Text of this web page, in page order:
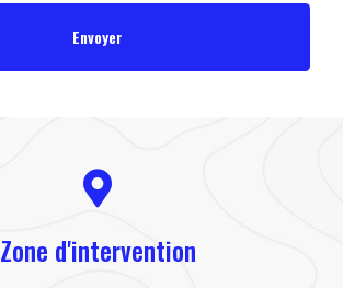
Zone d'intervention